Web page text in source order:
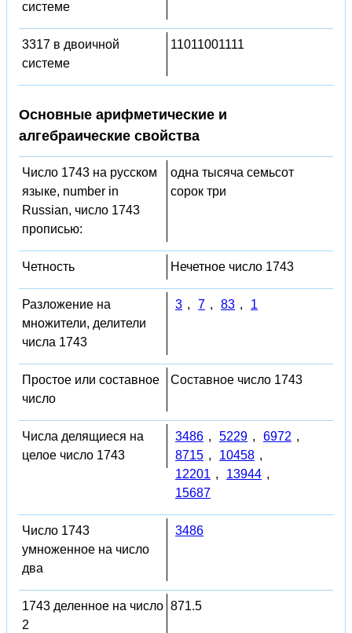
системе
3317 в двоичной
системе
11011001111
Основные арифметические и
алгебраические свойства
Число 1743 на русском
языке, number in
Russian, число 1743
прописью:
одна тысяча семьсот
сорок три
Четность Нечетное число 1743
Разложение на
множители, делители
числа 1743
3 , 7 , 83 , 1
Простое или составное
число
Составное число 1743
Числа делящиеся на
целое число 1743
3486 , 5229 , 6972 ,
8715 , 10458 ,
12201 , 13944 ,
15687
Число 1743
умноженное на число
два
3486
1743 деленное на число
2
871.5